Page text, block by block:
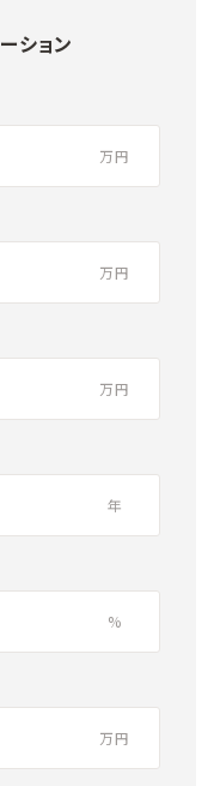
ション
万円
万円
万円
年
%
万円